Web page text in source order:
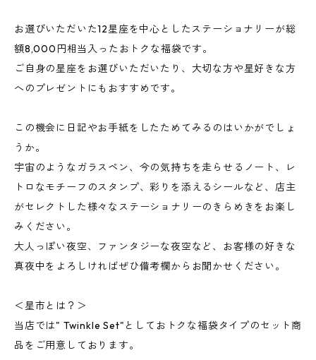
お選びいただいた12星座を中心としたステーショナリーが総
額8,000円相当入ったおトクな福袋です。
ご自身の星座をお選びいただいたり、大切な方や星好きな方
へのプレゼントにもおすすめです。
この機会に日記やお手紙をしたためてみるのはいかがでしょ
うか。
宇宙のようなガラスペン、今の気持ちを走らせるノート、レ
トロなモチーフのスタンプ、彩りを添えるシールなど、店主
がセレクトした様々なステーショナリーのきらめきをお楽し
みください。
大人っぽい夜空、ファンタジーな夜空など、お客様の好きな
真夜中をよろしければぜひ備考欄からお聞かせください。
＜星市とは？＞
当店では" Twinkle Set"としておトクな福袋タイプのセット商
品をご用意しております。